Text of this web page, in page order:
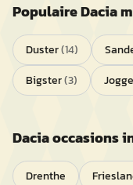
PopulaireDacia
Duster(14)
Bigster(3)
Daciaoccasions
Drenthe